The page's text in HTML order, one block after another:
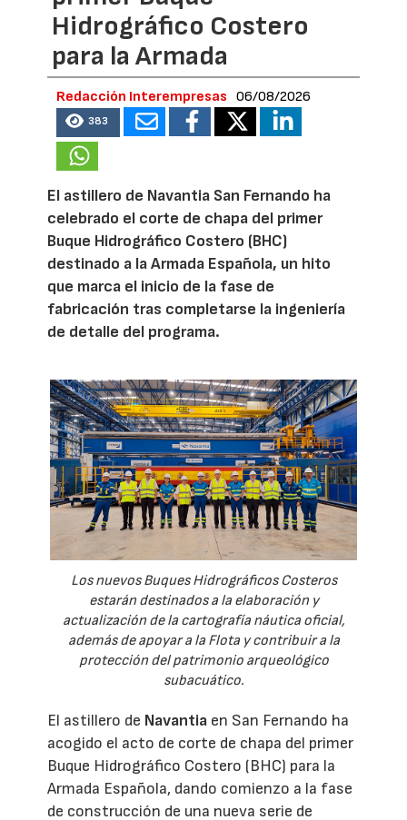
Hidrográfico Costero
para la Armada
Redacción Interempresas 06/08/2026
383
El astillero de Navantia San Fernando ha
celebrado el corte de chapa del primer
Buque Hidrográfico Costero (BHC)
destinado a la Armada Española, un hito
que marca el inicio de la fase de
fabricación tras completarse la ingeniería
de detalle del programa.
Los nuevos Buques Hidrográficos Costeros
estarán destinados a la elaboración y
actualización de la cartografía náutica oficial,
además de apoyar a la Flota y contribuir a la
protección del patrimonio arqueológico
subacuático.
El astillero de Navantia en San Fernando ha
acogido el acto de corte de chapa del primer
Buque Hidrográfico Costero (BHC) para la
Armada Española, dando comienzo a la fase
de construcción de una nueva serie de